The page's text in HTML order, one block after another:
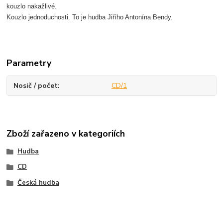
kouzlo nakažlivé.
Kouzlo jednoduchosti. To je hudba Jiřího Antonína Bendy.
Parametry
Nosič / počet CD/1
Zboží zařazeno v kategoriích
Hudba
CD
Česká hudba